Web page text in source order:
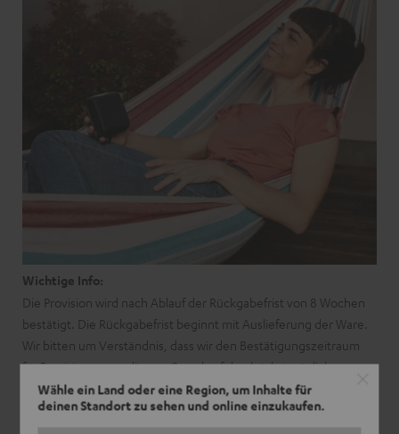
Wähle ein Land oder eine Region, um Inhalte für
deinen Standort zu sehen und online einzukaufen.
Wichtige Info:
Die Provision wird nach Ablauf der Rückgabefrist von 8 Wochen
bestätigt. Die Rückgabefrist beginnt mit Auslieferung der Ware.
Wir bitten um Verständnis, dass wir den Bestätigungszeitraum
für Provisionen aus diesem Grund auf den höchstmöglichen
Zeitraum eingestellt haben. Wir sind aber bemüht
Lieferengpässe und damit eine zeitliche Verschiebung von